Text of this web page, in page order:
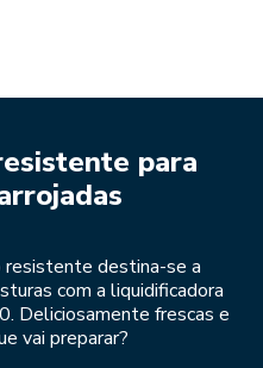
para
destina-se a
com a liquidificadora
Deliciosamente frescas e
vai preparar?